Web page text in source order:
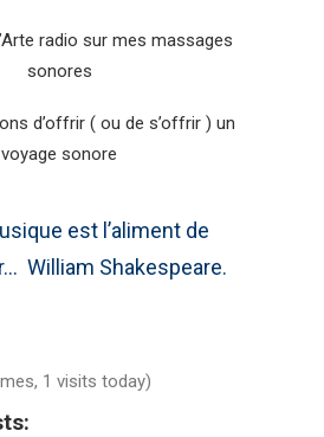
radio sur mes massages
sonores
d’offrir ( ou de s’offrir ) un
voyage sonore
est l’aliment de
William Shakespeare.
1 visits today)